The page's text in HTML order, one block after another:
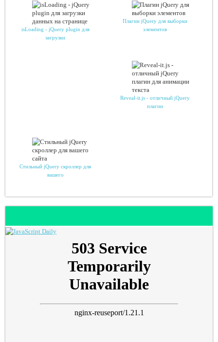
isLoading - jQuery plugin для
загрузки
Плагин jQuery для выборки
элементов
Reveal-it.js - отличный jQuery
плагин
Стильный jQuery скроллер для
вашего